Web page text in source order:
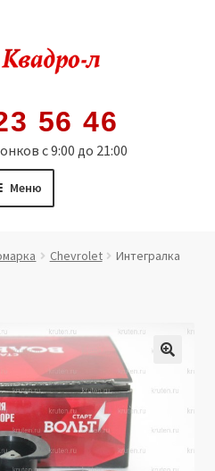
56 46
с 9:00 до 21:00
Меню
персональных
Chevrolet
Интегралка